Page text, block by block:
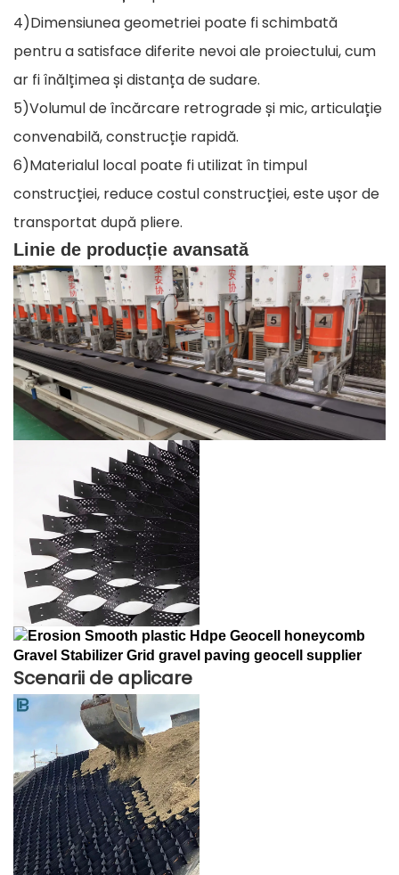
4)Dimensiunea geometriei poate fi schimbată
pentru a satisface diferite nevoi ale proiectului, cum
ar fi înălțimea și distanța de sudare.
5)Volumul de încărcare retrograde și mic, articulație
convenabilă, construcție rapidă.
6)Materialul local poate fi utilizat în timpul
construcției, reduce costul construcției, este ușor de
transportat după pliere.
Linie de producție avansată
Scenarii de aplicare